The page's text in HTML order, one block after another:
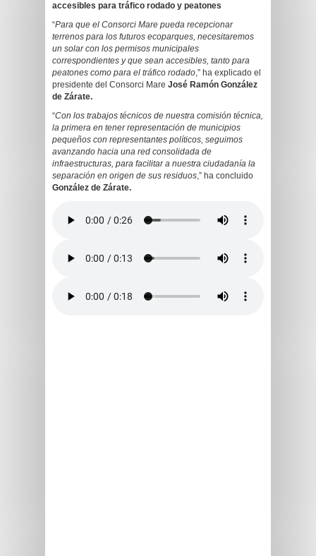
accesibles para tráfico rodado y peatones
“Para que el Consorci Mare pueda recepcionar
terrenos para los futuros ecoparques, necesitaremos
un solar con los permisos municipales
correspondientes y que sean accesibles, tanto para
peatones como para el tráfico rodado,” ha explicado el
presidente del Consorci Mare José Ramón González
de Zárate.
“Con los trabajos técnicos de nuestra comisión técnica,
la primera en tener representación de municipios
pequeños con representantes políticos, seguimos
avanzando hacia una red consolidada de
infraestructuras, para facilitar a nuestra ciudadanía la
separación en origen de sus residuos,” ha concluido
González de Zárate.